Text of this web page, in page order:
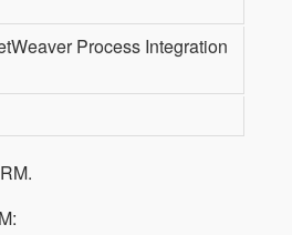
Process Integration